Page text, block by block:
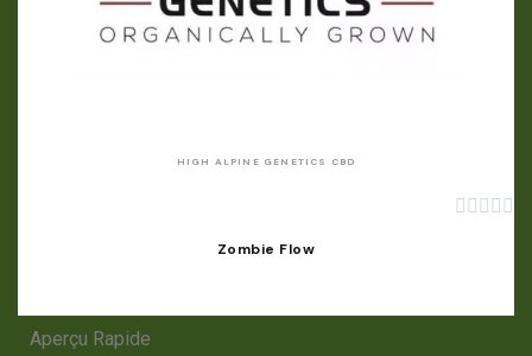
HIGH ALPINE GENETICS CBD
    
Zombie Flow
Aperçu Rapide